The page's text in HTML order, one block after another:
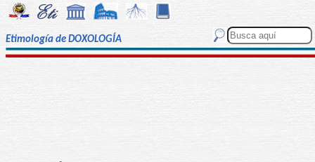
Etimología de DOXOLOGÍA